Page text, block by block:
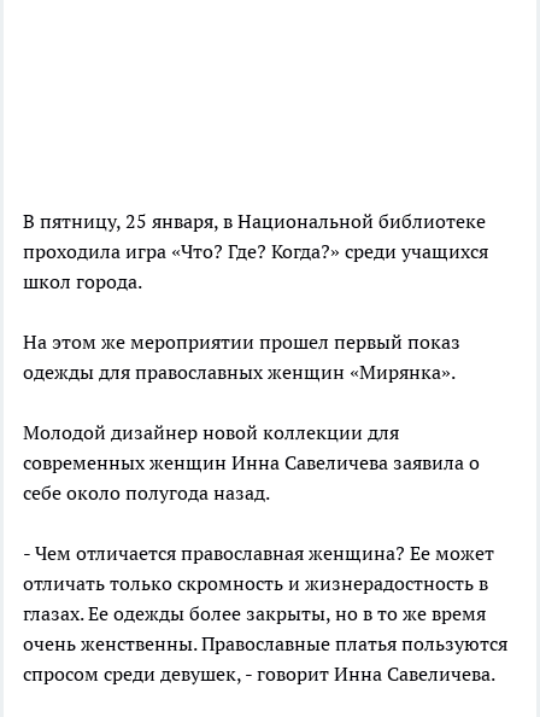
В пятницу, 25 января, в Национальной библиотеке
проходила игра «Что? Где? Когда?» среди учащихся
школ города.
На этом же мероприятии прошел первый показ
одежды для православных женщин «Мирянка».
Молодой дизайнер новой коллекции для
современных женщин Инна Савеличева заявила о
себе около полугода назад.
- Чем отличается православная женщина? Ее может
отличать только скромность и жизнерадостность в
глазах. Ее одежды более закрыты, но в то же время
очень женственны. Православные платья пользуются
спросом среди девушек, - говорит Инна Савеличева.